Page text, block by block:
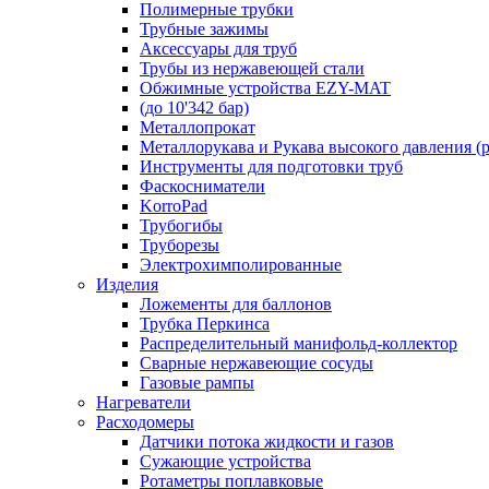
Полимерные трубки
Трубные зажимы
Аксессуары для труб
Трубы из нержавеющей стали
Обжимные устройства EZY-MAT
(до 10'342 бар)
Металлопрокат
Металлорукава и Рукава высокого давления
Инструменты для подготовки труб
Фаскосниматели
KorroPad
Трубогибы
Труборезы
Электрохимполированные
Изделия
Ложементы для баллонов
Трубка Перкинса
Распределительный манифольд-коллектор
Сварные нержавеющие сосуды
Газовые рампы
Нагреватели
Расходомеры
Датчики потока жидкости и газов
Сужающие устройства
Ротаметры поплавковые